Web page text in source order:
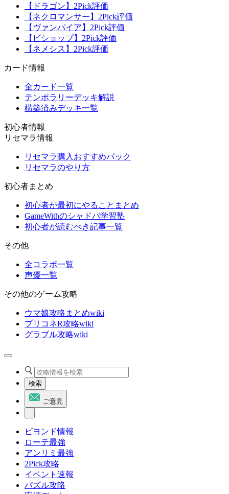
【ドラゴン】2Pick評価
【ネクロマンサー】2Pick評価
【ヴァンパイア】2Pick評価
【ビショップ】2Pick評価
【ネメシス】2Pick評価
カード情報
全カード一覧
テンポラリーデッキ解説
構築済みデッキ一覧
初心者情報
リセマラ情報
リセマラ購入おすすめパック
リセマラのやり方
初心者まとめ
初心者が最初にやることまとめ
GameWithのシャドバ学習塾
初心者が読むべき記事一覧
その他
全コラボ一覧
声優一覧
その他のゲーム攻略
ウマ娘攻略まとめwiki
プリコネR攻略wiki
グラブル攻略wiki
検索
ご意見
ビヨンド情報
ローテ最強
アンリミ最強
2Pick攻略
イベント速報
パズル攻略